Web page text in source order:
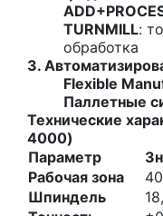
TURNMILL:
обработка
3.
Flexible
Паллетные
Технические
4000)
Параметр
Рабочая зона
Шпиндель